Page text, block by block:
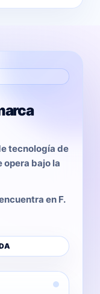
tecnología de
opera bajo la
en F.